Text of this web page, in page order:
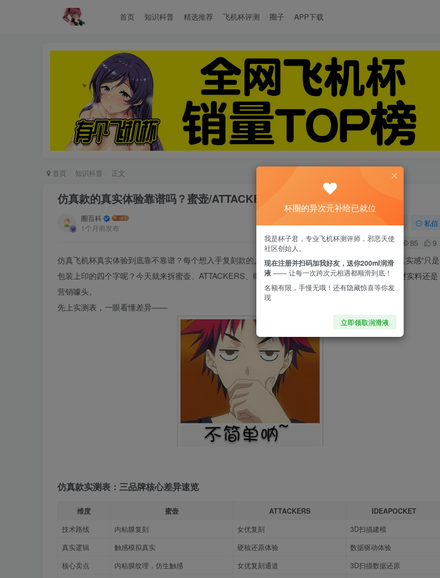
首页 知识科普 精选推荐 飞机杯评测 圈子 APP下载
首页 知识科普 正文
仿真款的真实体验靠谱吗？蜜壶/ATTACKERS/IDEAPOCKET 实测拆解
圈百科
1个月前发布
私信
0 85 9
仿真飞机杯真实体验到底靠不靠谱？每个想入手复刻款的人心里都有这个疑问。花了几百块，万一”真实感”只是
包装上印的四个字呢？今天就来拆蜜壶、ATTACKERS、IDEAPOCKET三家，看看仿真款到底是真材实料还是
营销噱头。
先上实测表，一眼看懂差异——
仿真款实测表：三品牌核心差异速览
维度 蜜壶 ATTACKERS
IDEAPOCKET
技术路线
内粘膜复刻 女优复刻
3D扫描建模
真实逻辑
触感模拟真实 硬核还原体验
数据驱动体验
核心卖点
内粘膜纹理，仿生触感 女优复刻通道
3D扫描数据还原
杯圈的异次元补给已就位
我是杯子君，专业飞机杯测评师，邪恶天使
社区创始人。
现在注册并扫码加我好友，送你200ml润滑
液 —— 让每一次跨次元相遇都顺滑到底！
名额有限，手慢无哦！还有隐藏惊喜等你发
现
立即领取润滑液